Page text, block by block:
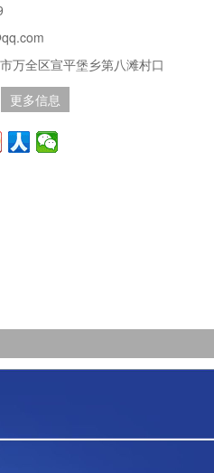
万全区宣平堡乡第八滩村口
更多信息